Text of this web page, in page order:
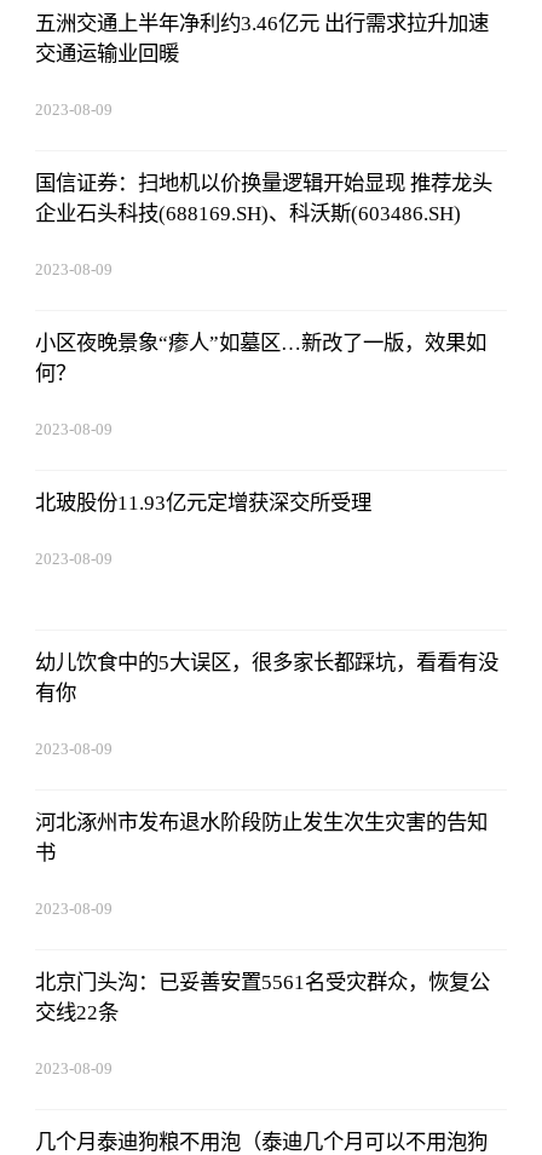
五洲交通上半年净利约3.46亿元 出行需求拉升加速
交通运输业回暖
2023-08-09
国信证券：扫地机以价换量逻辑开始显现 推荐龙头
企业石头科技(688169.SH)、科沃斯(603486.SH)
2023-08-09
小区夜晚景象“瘆人”如墓区…新改了一版，效果如
何？
2023-08-09
北玻股份11.93亿元定增获深交所受理
2023-08-09
幼儿饮食中的5大误区，很多家长都踩坑，看看有没
有你
2023-08-09
河北涿州市发布退水阶段防止发生次生灾害的告知
书
2023-08-09
北京门头沟：已妥善安置5561名受灾群众，恢复公
交线22条
2023-08-09
几个月泰迪狗粮不用泡（泰迪几个月可以不用泡狗